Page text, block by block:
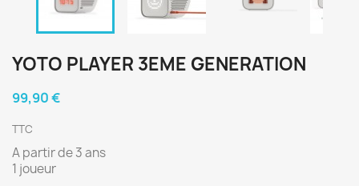
YOTO PLAYER 3EME GENERATION
99,90 €
TTC
A partir de 3 ans
1 joueur